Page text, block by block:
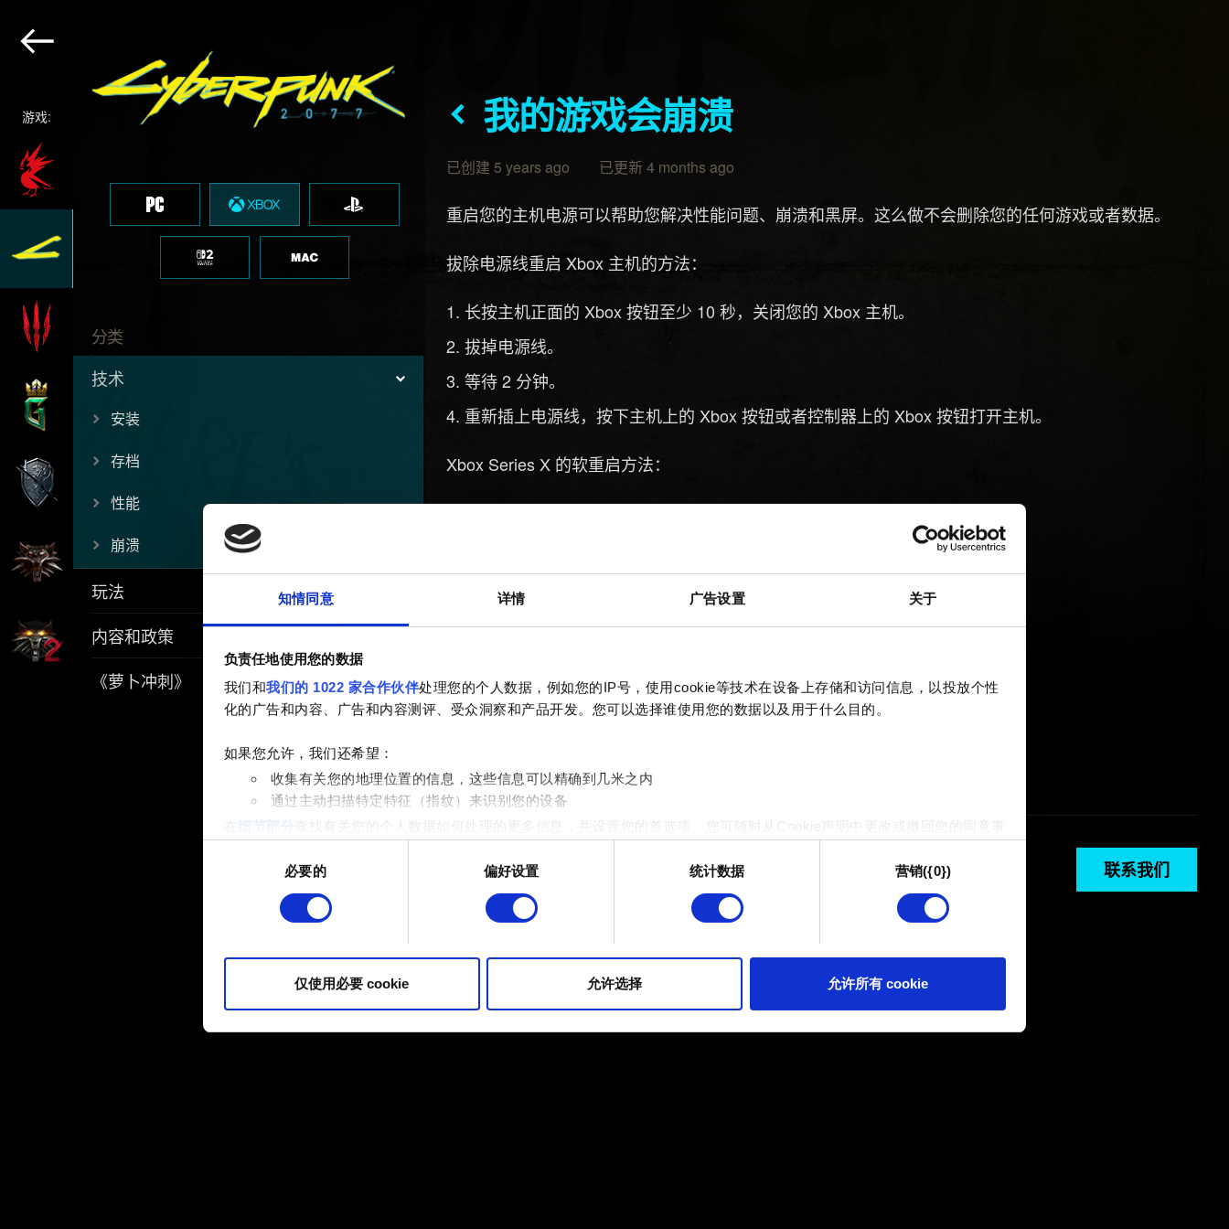
知情同意 详情 广告设置 关于
负责任地使用您的数据
我们和我们的 1022 家合作伙伴处理您的个人数据，例如您的IP号，使用cookie等技术在设备上存储和访问信息，以投放个性
化的广告和内容、广告和内容测评、受众洞察和产品开发。您可以选择谁使用您的数据以及用于什么目的。
如果您允许，我们还希望：
收集有关您的地理位置的信息，这些信息可以精确到几米之内
通过主动扫描特定特征（指纹）来识别您的设备
在
细节部分
查找有关您的个人数据如何处理的更多信息，并设置您的首选项。您可随时从Cookie声明中更改或撤回您的同意事
部分需要使用 Cookies 的是为了让网站功能可用，而另一部分是非强制性的，可以为我们提供技术和内容相关的反馈，以便
网站将更好地服务于您。例如帮助我们在社交媒体上发现您，提供一些您可能会感兴趣的东西，我们偶尔也可能与我们的合作
您可以在下面的"设置"菜单中找到有关我们使用 Cookie 的所有详细信息，并调整您对 Cookie 的偏好。一旦您了解了其中的
必要的 偏好设置 统计数据 营销({0})
仅使用必要 cookie 允许选择 允许所有 cookie
游戏:
分类
技术
安装
存档
性能
崩溃
玩法
内容和政策
《萝卜冲刺》
我的游戏会崩溃
已创建 5 years ago 已更新 4 months ago
重启您的主机电源可以帮助您解决性能问题、崩溃和黑屏。这么做不会删除您的任何游戏或者数据。
拔除电源线重启 Xbox 主机的方法：
长按主机正面的 Xbox 按钮至少 10 秒，关闭您的 Xbox 主机。
拔掉电源线。
等待 2 分钟。
重新插上电源线，按下主机上的 Xbox 按钮或者控制器上的 Xbox 按钮打开主机。
Xbox Series X 的软重启方法：
按下控制器中央的 Xbox 按钮。
使用 A 按钮选择
。
选择永久存储区。
在某些情况下，我们还推荐您使用问题发生之前的游戏存档。
需要帮助？ 联系我们